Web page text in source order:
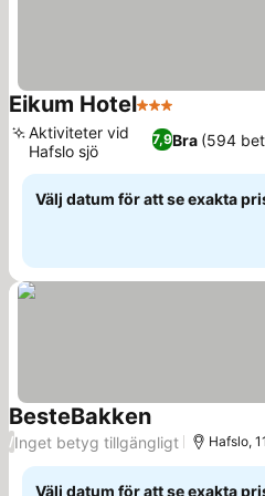
Eikum Hotel3 Stjärnor
7,9Bra (594
Aktiviteter vid
Hafslo sjö
Välj datum för att se exakta
BesteBakken
/Inget betyg tillgängligt Hafslo,
Välj datum för att se exakta